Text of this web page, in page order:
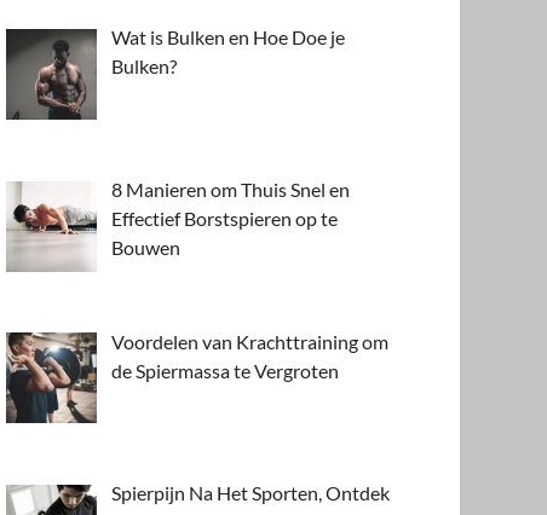
Wat is Bulken en Hoe Doe je
Bulken?
8 Manieren om Thuis Snel en
Effectief Borstspieren op te
Bouwen
Voordelen van Krachttraining om
de Spiermassa te Vergroten
Spierpijn Na Het Sporten, Ontdek